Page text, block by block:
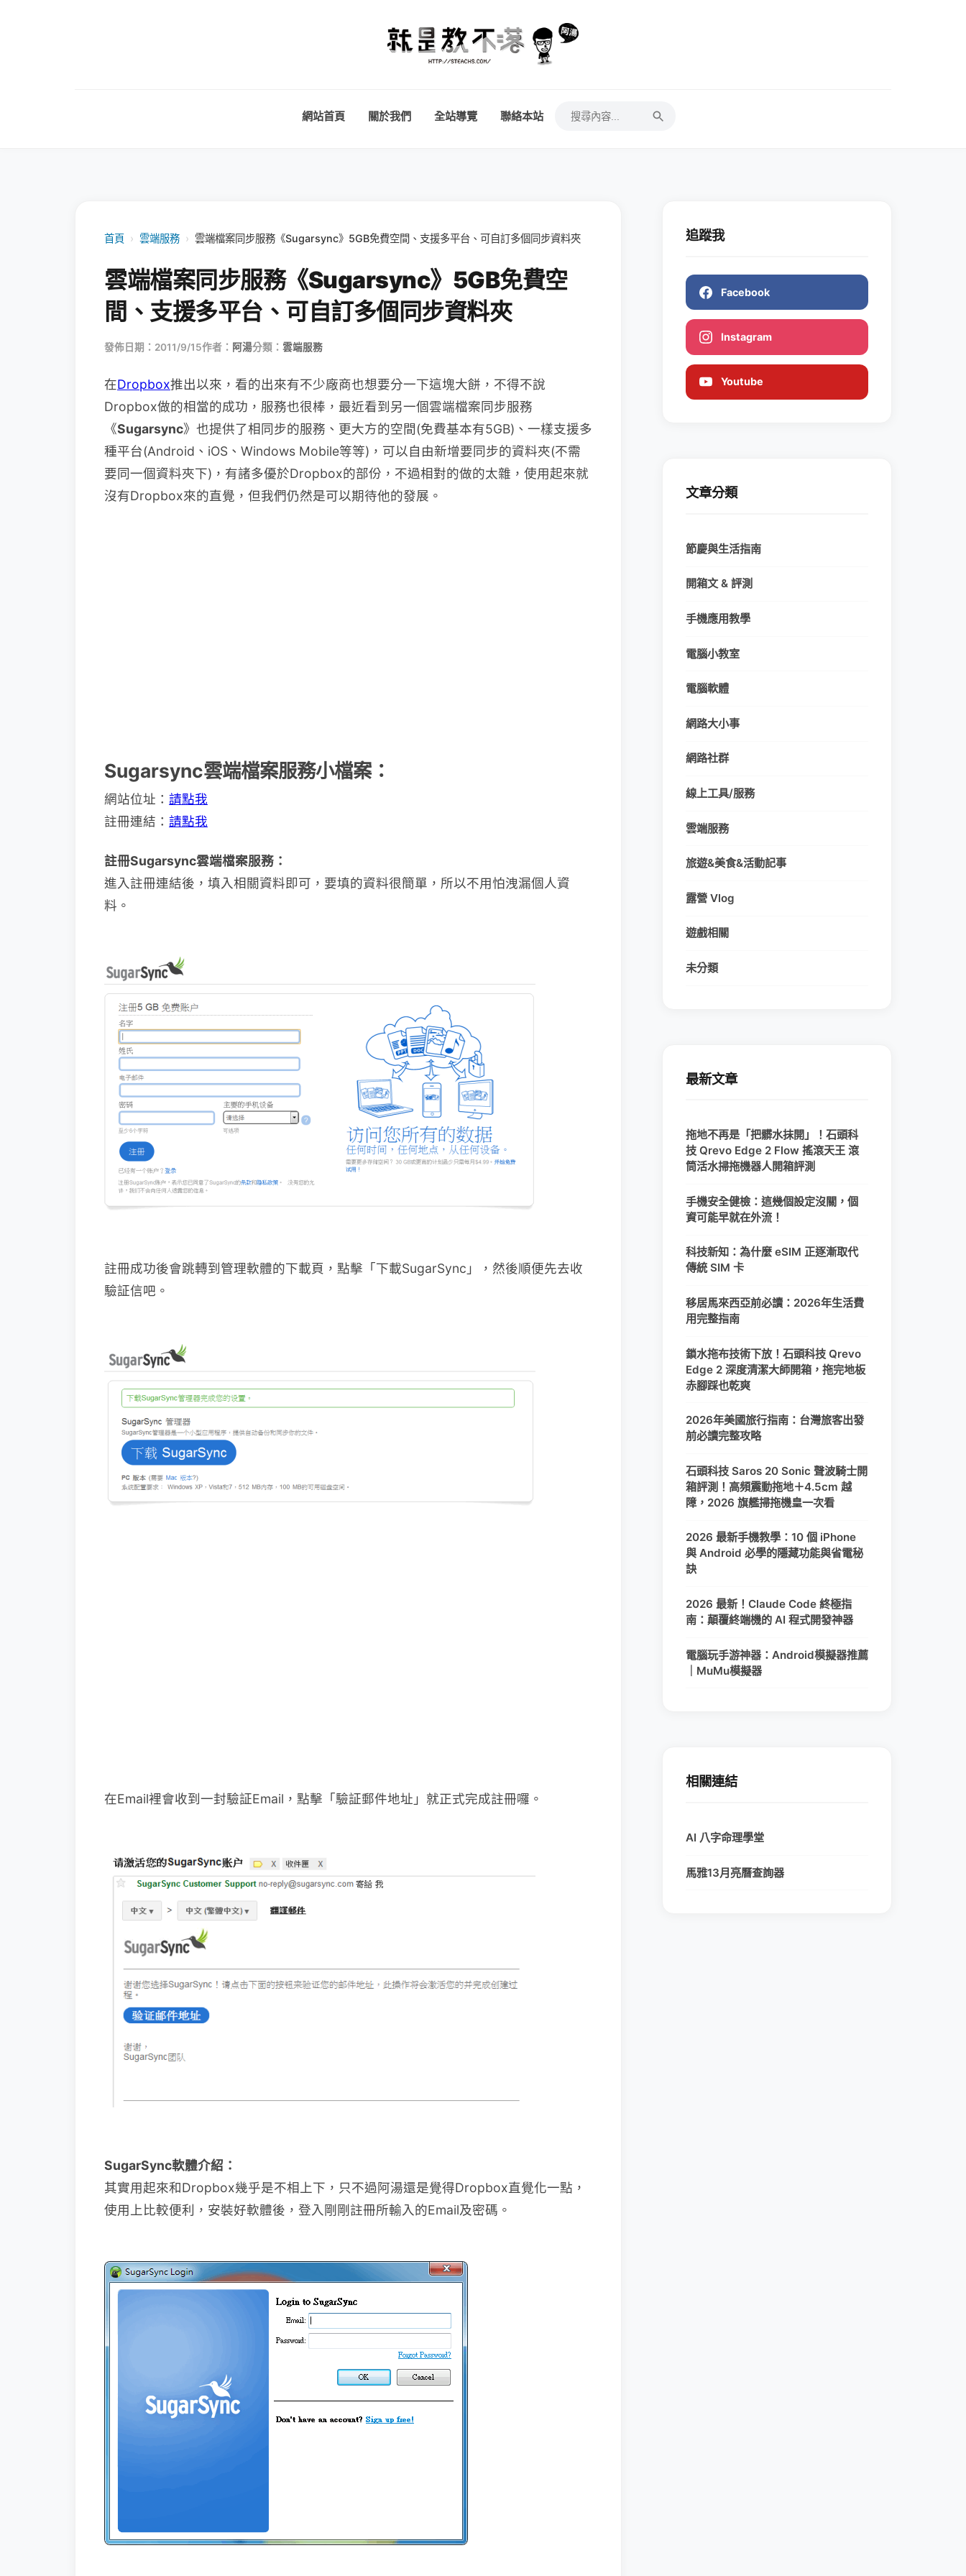
網站首頁 關於我們 全站導覽 聯絡本站
首頁 › 雲端服務 › 雲端檔案同步服務《Sugarsync》5GB免費空間、支援多平台、可自訂多個同步資料夾
雲端檔案同步服務《Sugarsync》5GB免費空
間、支援多平台、可自訂多個同步資料夾
發佈日期：2011/9/15作者： 阿湯分類： 雲端服務
在Dropbox推出以來，看的出來有不少廠商也想要分一下這塊大餅，不得不說
Dropbox做的相當的成功，服務也很棒，最近看到另一個雲端檔案同步服務
《Sugarsync》也提供了相同步的服務、更大方的空間(免費基本有5GB)、一樣支援多
種平台(Android、iOS、Windows Mobile等等)，可以自由新增要同步的資料夾(不需
要同一個資料夾下)，有諸多優於Dropbox的部份，不過相對的做的太雜，使用起來就
沒有Dropbox來的直覺，但我們仍然是可以期待他的發展。
Sugarsync雲端檔案服務小檔案：
網站位址： 請點我
註冊連結： 請點我
註冊Sugarsync雲端檔案服務：
進入註冊連結後，填入相關資料即可，要填的資料很簡單，所以不用怕洩漏個人資
料。
註冊成功後會跳轉到管理軟體的下載頁，點擊「下載SugarSync」，然後順便先去收
驗証信吧。
在Email裡會收到一封驗証Email，點擊「驗証郵件地址」就正式完成註冊囉。
SugarSync軟體介紹：
其實用起來和Dropbox幾乎是不相上下，只不過阿湯還是覺得Dropbox直覺化一點，
使用上比較便利，安裝好軟體後，登入剛剛註冊所輸入的Email及密碼。
追蹤我
Facebook
Instagram
Youtube
文章分類
節慶與生活指南
開箱文 & 評測
手機應用教學
電腦小教室
電腦軟體
網路大小事
網路社群
線上工具/服務
雲端服務
旅遊&美食&活動記事
露營 Vlog
遊戲相關
未分類
最新文章
拖地不再是「把髒水抹開」！石頭科
技 Qrevo Edge 2 Flow 搖滾天王 滾
筒活水掃拖機器人開箱評測
手機安全健檢：這幾個設定沒關，個
資可能早就在外流！
科技新知：為什麼 eSIM 正逐漸取代
傳統 SIM 卡
移居馬來西亞前必讀：2026年生活費
用完整指南
鎖水拖布技術下放！石頭科技 Qrevo
Edge 2 深度清潔大師開箱，拖完地板
赤腳踩也乾爽
2026年美國旅行指南：台灣旅客出發
前必讀完整攻略
石頭科技 Saros 20 Sonic 聲波騎士開
箱評測！高頻震動拖地＋4.5cm 越
障，2026 旗艦掃拖機皇一次看
2026 最新手機教學：10 個 iPhone
與 Android 必學的隱藏功能與省電秘
訣
2026 最新！Claude Code 終極指
南：顛覆終端機的 AI 程式開發神器
電腦玩手游神器：Android模擬器推薦
｜MuMu模擬器
相關連結
AI 八字命理學堂
馬雅13月亮曆查詢器